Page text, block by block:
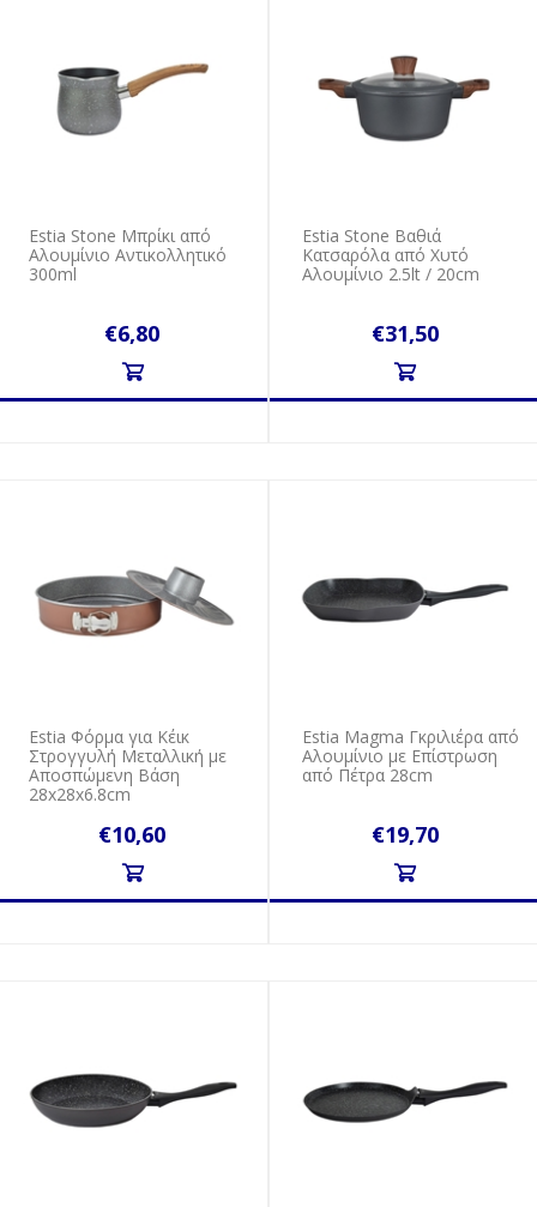
Estia Stone Μπρίκι από
Αλουμίνιο Αντικολλητικό
300ml
€6,80
Estia Stone Βαθιά
Κατσαρόλα από Χυτό
Αλουμίνιο 2.5lt / 20cm
€31,50
Estia Φόρμα για Κέικ
Στρογγυλή Μεταλλική με
Αποσπώμενη Βάση
28x28x6.8cm
€10,60
Estia Magma Γκριλιέρα από
Αλουμίνιο με Επίστρωση
από Πέτρα 28cm
€19,70